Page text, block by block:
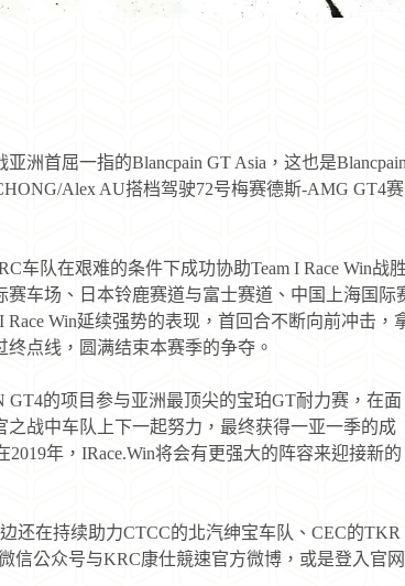
洲首屈一指的Blancpain GT Asia，这也是Blancpain
Alex AU搭档驾驶72号梅赛德斯-AMG GT4赛
车队在艰难的条件下成功协助Team I Race Win战胜
车场、日本铃鹿赛道与富士赛道、中国上海国际
Win延续强势的表现，首回合不断向前冲击，
点线，圆满结束本赛季的争夺。
的项目参与亚洲最顶尖的宝珀GT耐力赛，在面
战中车队上下一起努力，最终获得一亚一季的成
年，IRace.Win将会有更强大的阵容来迎接新的
还在持续助力CTCC的北汽绅宝车队、CEC的TKR
信公众号与KRC康仕競速官方微博，或是登入官网